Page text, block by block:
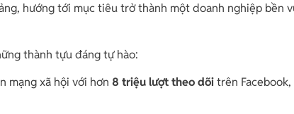
hướng tới mục tiêu trở thành một doanh nghiệp bền
thành tựu đáng tự hào:
mạng xã hội với hơn 8 triệu lượt theo dõitrên Facebook,